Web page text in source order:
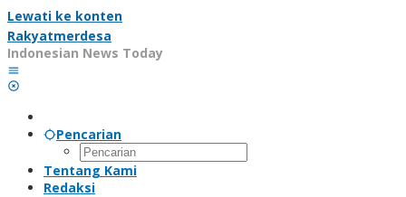
Lewati ke konten
Rakyatmerdesa
Indonesian News Today
Pencarian
Tentang Kami
Redaksi